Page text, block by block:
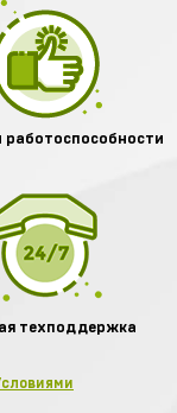
работоспособности
техподдержка